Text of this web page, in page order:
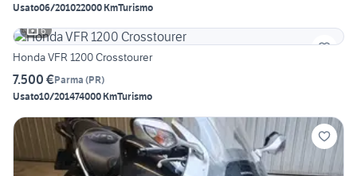
Usato06/201022000 KmTurismo
6
Honda VFR 1200 Crosstourer
7.500 €Parma (PR)
Usato10/201474000 KmTurismo